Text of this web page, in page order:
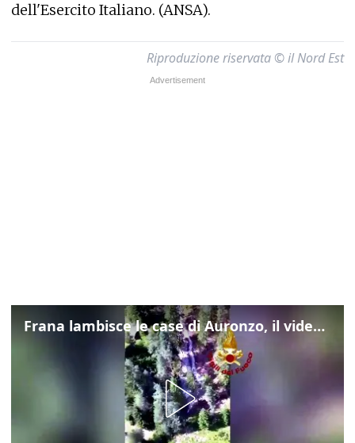
dell'Esercito Italiano. (ANSA).
Riproduzione riservata © il Nord Est
Frana lambisce le case di Auronzo, il video dall'elicottero dei vigili del fuoco